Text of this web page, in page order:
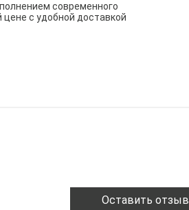
современного
с удобной доставкой
Оставить отзыв